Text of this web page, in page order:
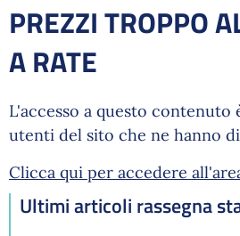
PREZZI TROPPO
A RATE
L'accesso a questo contenuto
utenti del sito che ne hanno
Clicca qui per accedere
Ultimi articoli rassegna